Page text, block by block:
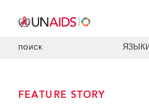
ПОИСК ЯЗЫКИ
FEATURE STORY